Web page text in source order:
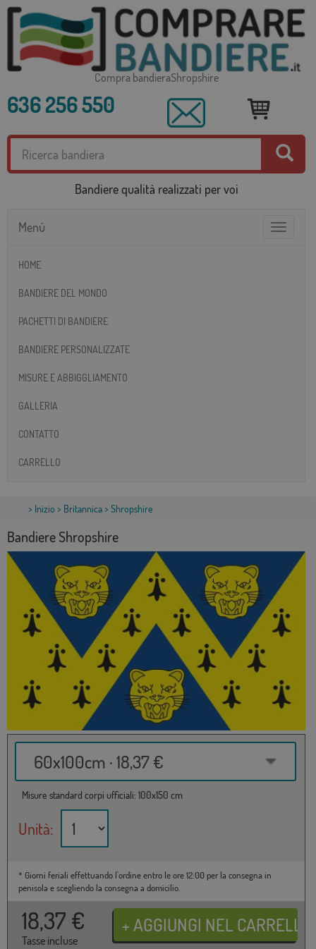
Compra bandieraShropshire
636 256 550
Bandiere qualità realizzati per voi
Toggle
Menú
HOME
BANDIERE DEL MONDO
PACHETTI DI BANDIERE
BANDIERE PERSONALIZZATE
MISURE E ABBIGGLIAMENTO
GALLERIA
CONTATTO
CARRELLO
> Inizio > Britannica> Shropshire
Bandiere Shropshire
60x100cm · 18,37 €
Misure standard corpi ufficiali: 100x150 cm
Unità:
* Giorni feriali effettuando l'ordine entro le ore 12:00 per la consegna in
penisola e scegliendo la consegna a domicilio.
18,37 €
Tasse incluse